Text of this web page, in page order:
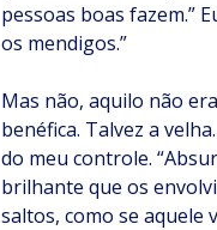
pessoas boas fazem.”
os mendigos.”
Mas não, aquilo não
benéfica. Talvez a
do meu controle.
brilhante que os
saltos, como se aquele